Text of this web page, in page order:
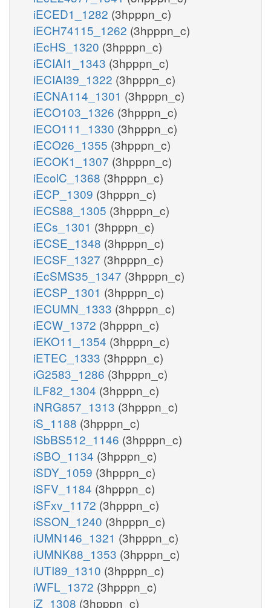
iECED1_1282 (3hpppn_c)
iECH74115_1262 (3hpppn_c)
iEcHS_1320 (3hpppn_c)
iECIAI1_1343 (3hpppn_c)
iECIAI39_1322 (3hpppn_c)
iECNA114_1301 (3hpppn_c)
iECO103_1326 (3hpppn_c)
iECO111_1330 (3hpppn_c)
iECO26_1355 (3hpppn_c)
iECOK1_1307 (3hpppn_c)
iEcolC_1368 (3hpppn_c)
iECP_1309 (3hpppn_c)
iECS88_1305 (3hpppn_c)
iECs_1301 (3hpppn_c)
iECSE_1348 (3hpppn_c)
iECSF_1327 (3hpppn_c)
iEcSMS35_1347 (3hpppn_c)
iECSP_1301 (3hpppn_c)
iECUMN_1333 (3hpppn_c)
iECW_1372 (3hpppn_c)
iEKO11_1354 (3hpppn_c)
iETEC_1333 (3hpppn_c)
iG2583_1286 (3hpppn_c)
iLF82_1304 (3hpppn_c)
iNRG857_1313 (3hpppn_c)
iS_1188 (3hpppn_c)
iSbBS512_1146 (3hpppn_c)
iSBO_1134 (3hpppn_c)
iSDY_1059 (3hpppn_c)
iSFV_1184 (3hpppn_c)
iSFxv_1172 (3hpppn_c)
iSSON_1240 (3hpppn_c)
iUMN146_1321 (3hpppn_c)
iUMNK88_1353 (3hpppn_c)
iUTI89_1310 (3hpppn_c)
iWFL_1372 (3hpppn_c)
iZ_1308 (3hpppn_c)